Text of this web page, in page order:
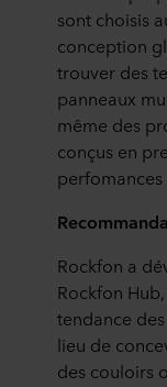
collectées,
vers la politique
partenaires et la
est déposé sur
quelles fins nos
donc traiter des
de cookies.
Vous pouvez
cookie en bas
propos » pour en
cookies et notre
connaître notre
incluant
sont choisis
conception
trouver des
panneaux
même des
conçus en
Rockfon a
Rockfon
tendance
lieu de
des couloirs